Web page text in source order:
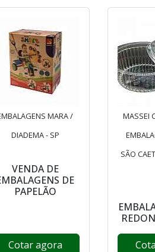
MARA /
DIADEMA - SP
VENDA DE
DE
PAPELÃO
Cotar agora
MASSEI
SÃO